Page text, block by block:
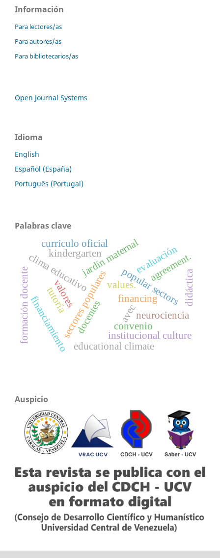
Información
Para lectores/as
Para autores/as
Para bibliotecarios/as
Open Journal Systems
Idioma
English
Español (España)
Português (Portugal)
Palabras clave
avec
sectores populares
financiamiento convenio
popular sectors
financing
agreement.
clima educativojardín maternal
valores
institucional culture
educational climate
kindergarten
values.
currículo oficial
docentes
evaluación
formación docente neurociencia
didáctica
tutoría
Auspicio